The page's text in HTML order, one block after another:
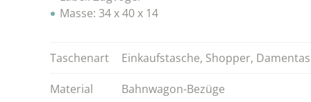
Masse: 34 x 40 x 14
Taschenart Einkaufstasche, Shopper,
Material Bahnwagon-Bezüge